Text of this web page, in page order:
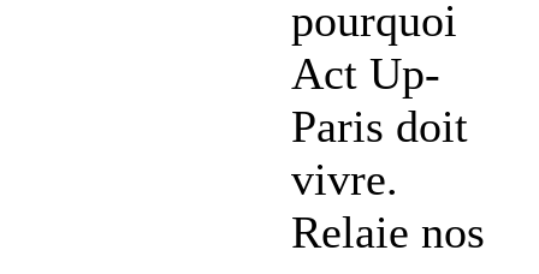
pourquoi
Act Up-
Paris doit
vivre.
Relaie nos